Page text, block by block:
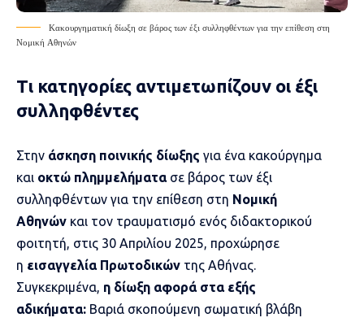
Κακουργηματική δίωξη σε βάρος των έξι συλληφθέντων για την επίθεση στη
Νομική Αθηνών
Τι κατηγορίες αντιμετωπίζουν οι έξι
συλληφθέντες
Στην άσκηση ποινικής δίωξης για ένα κακούργημα
και οκτώ πλημμελήματα σε βάρος των έξι
συλληφθέντων για την επίθεση στη Νομική
Αθηνών και τον τραυματισμό ενός διδακτορικού
φοιτητή, στις 30 Απριλίου 2025, προχώρησε
η εισαγγελία Πρωτοδικών της Αθήνας.
Συγκεκριμένα, η δίωξη αφορά στα εξής
αδικήματα: Βαριά σκοπούμενη σωματική βλάβη